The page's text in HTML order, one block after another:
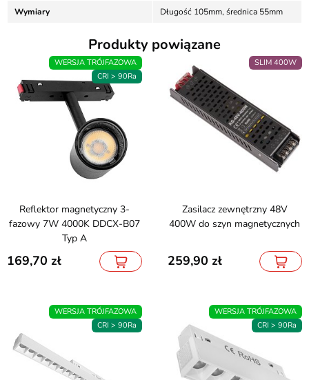
Wymiary Długość 105mm, średnica 55mm
Produkty powiązane
WERSJA TRÓJFAZOWA
CRI > 90Ra
Reflektor magnetyczny 3-
fazowy 7W 4000K DDCX-B07
Typ A
169,70
SLIM 400W
Zasilacz zewnętrzny 48V
400W do szyn magnetycznych
259,90
WERSJA TRÓJFAZOWA
CRI > 90Ra
WERSJA TRÓJFAZOWA
CRI > 90Ra